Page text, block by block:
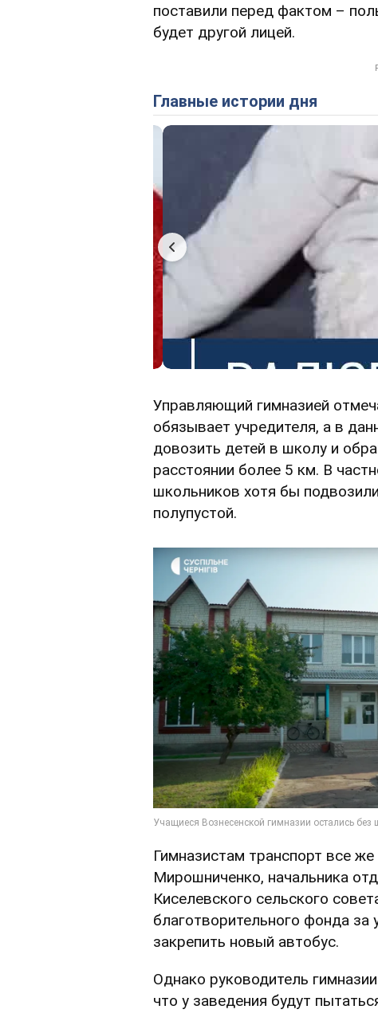
поставили перед фактом –
будет другой лицей.
Главные истории дня
Управляющий гимназией
обязывает учредителя, а в
довозить детей в школу и
расстоянии более 5 км. В
школьников хотя бы
полупустой.
Гимназистам транспорт все
Мирошниченко, начальника
Киселевского сельского
благотворительного фонда
закрепить новый автобус.
Однако руководитель
что у заведения будут